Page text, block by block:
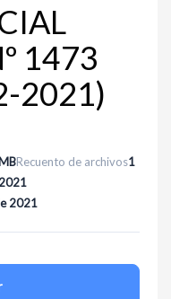
1473
2021)
Recuento de archivos1
2021